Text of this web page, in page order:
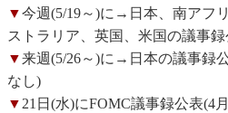
▼今週(5/19～)に→日本、南アフ
ストラリア、英国、米国の議事
▼来週(5/26～)に→日本の議事録
なし)
▼21日(水)にFOMC議事録公表(4